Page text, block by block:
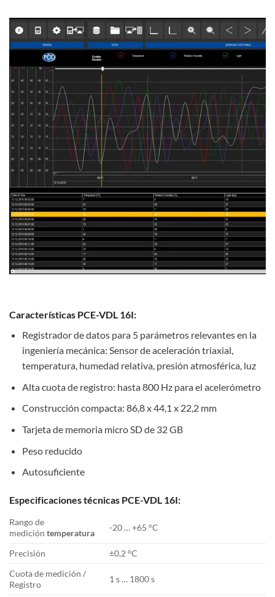
Características PCE-VDL 16I:
Registrador de datos para 5 parámetros relevantes en la
ingeniería mecánica: Sensor de aceleración triaxial,
temperatura, humedad relativa, presión atmosférica, luz
Alta cuota de registro: hasta 800 Hz para el acelerómetro
Construcción compacta: 86,8 x 44,1 x 22,2 mm
Tarjeta de memoria micro SD de 32 GB
Peso reducido
Autosuficiente
Especificaciones técnicas PCE-VDL 16I:
Rango de
medición temperatura
-20 … +65 °C
Precisión
±0,2 °C
Cuota de medición /
Registro
1 s … 1800 s